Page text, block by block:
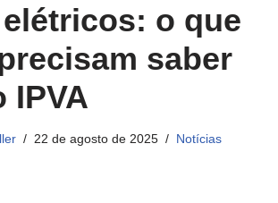
o que
saber
IPVA
22 de agosto de 2025 Notícias